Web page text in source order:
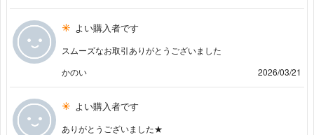
よい購入者です
スムーズなお取引ありがとうございました
かのい
2026/03/21
よい購入者です
ありがとうございました★